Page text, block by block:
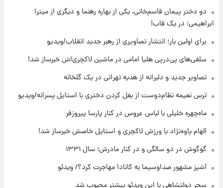
۱۷ ساعت پیش
۱۷ ساعت پیش
با قدرتمندترین و بادوام ترین تانک جهان آشنا
شوید+ فیلم
۱۸ ساعت پیش
دو دختر پیمان قاسم‌خانی، یکی از بهاره رهنما و دیگری از میترا
ابراهیمی؛ در یک قاب!
برای اولین بار؛ انتشار تصاویری از رهبر جدید انقلاب/ویدیو
سلفی‌های پی‌درپی هلیا امامی در ماشین لاکچری‌اش خبرساز شد!
تصاویر جدید و دلبرانه از هدیه تهرانی در یک گلخانه
ترس نعیمه نظام‌دوست از بغل کردن دختری با استایل پسرانه/ویدیو
ماه‌چهره خلیلی با لباس عروس در کنار پارسا پیروزفر
الهام پاوه‌نژاد با ورزش لاکچری و استایل خاصش خبرساز شد!
گوگوش در دو سالگی و در کنار مادرش؛ سال ۱۳۳۱
آشپز مشهور صداوسیما به کانادا مهاجرت کرد؟/ ویدئو
سحر دولتشاهی با این ویدئو بیشتر محبوب شد